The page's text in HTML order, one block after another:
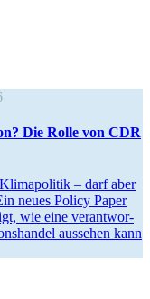
Die Rolle von CDR
– darf aber
neues Policy Paper
wie eine verant­wor­
aussehen kann